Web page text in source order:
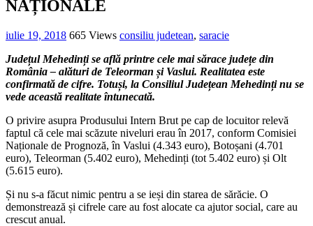
NAȚIONALE
iulie 19, 2018 665 Views consiliu judetean, saracie
Județul Mehedinți se află printre cele mai sărace județe din
România – alături de Teleorman și Vaslui. Realitatea este
confirmată de cifre. Totuși, la Consiliul Județean Mehedinți nu se
vede această realitate întunecată.
O privire asupra Produsului Intern Brut pe cap de locuitor relevă
faptul că cele mai scăzute niveluri erau în 2017, conform Comisiei
Naționale de Prognoză, în Vaslui (4.343 euro), Botoșani (4.701
euro), Teleorman (5.402 euro), Mehedinți (tot 5.402 euro) și Olt
(5.615 euro).
Și nu s-a făcut nimic pentru a se ieși din starea de sărăcie. O
demonstrează și cifrele care au fost alocate ca ajutor social, care au
crescut anual.